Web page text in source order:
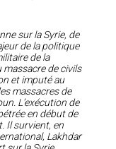
sur la Syrie, de
de la politique
de la
massacre de civils
et imputé au
massacres de
L’exécution de
en début de
Il survient, en
Lakhdar